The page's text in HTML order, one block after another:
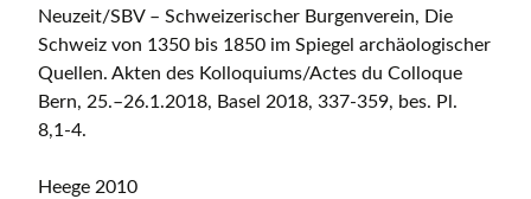
Neuzeit/SBV – Schweizerischer Burgenverein, Die
Schweiz von 1350 bis 1850 im Spiegel archäologischer
Quellen. Akten des Kolloquiums/Actes du Colloque
Bern, 25.–26.1.2018, Basel 2018, 337-359, bes. Pl.
8,1-4.
Heege 2010